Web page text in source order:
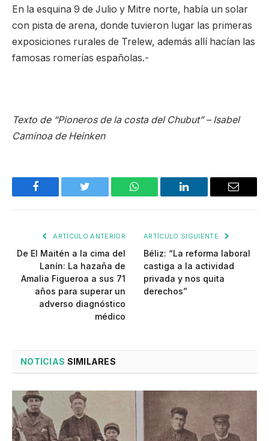
En la esquina 9 de Julio y Mitre norte, había un solar
con pista de arena, donde tuvieron lugar las primeras
exposiciones rurales de Trelew, además allí hacían las
famosas romerías españolas.-
Texto de “Pioneros de la costa del Chubut” – Isabel
Caminoa de Heinken
Facebook Twitter WhatsApp LinkedIn Email
ARTÍCULO ANTERIOR
De El Maitén a la cima del
Lanín: La hazaña de
Amalia Figueroa a sus 71
años para superar un
adverso diagnóstico
médico
ARTÍCULO SIGUIENTE
Béliz: “La reforma laboral
castiga a la actividad
privada y nos quita
derechos”
NOTICIAS SIMILARES